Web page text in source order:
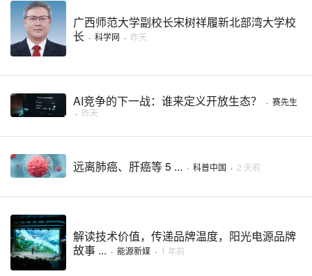
广西师范大学副校长宋树祥履新北部湾大学校
长 · 科学网 · 昨天
AI竞争的下一战：谁来定义开放生态？ · 赛先生
· 昨天
远离肺癌、肝癌等 5 ... · 科普中国 · 2 天前
解读技术价值，传递品牌温度，阳光电源品牌
故事 ... · 能源新媒 · 1 年前